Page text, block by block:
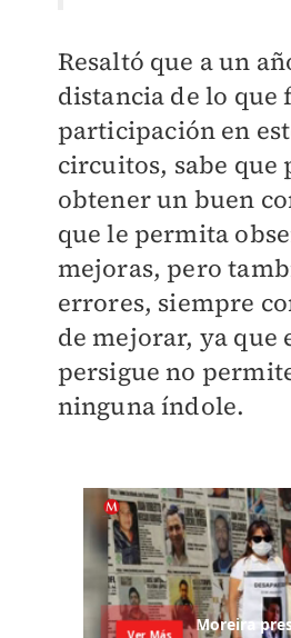
Resaltó que a un
distancia de lo que
participación en
circuitos, sabe que
obtener un buen
que le permita
mejoras, pero
errores, siempre
de mejorar, ya que
persigue no
ninguna índole.